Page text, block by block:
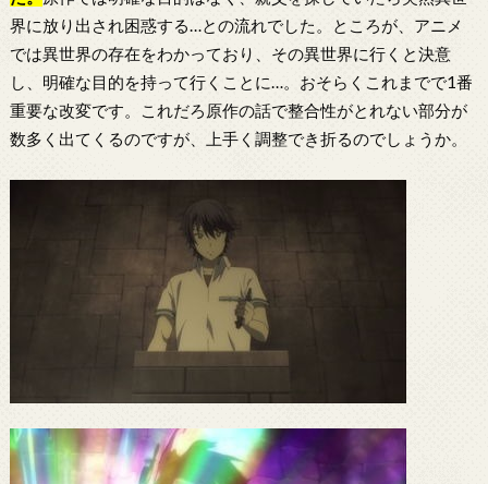
界に放り出され困惑する…との流れでした。ところが、アニメ
では異世界の存在をわかっており、その異世界に行くと決意
し、明確な目的を持って行くことに…。おそらくこれまでで1番
重要な改変です。これだろ原作の話で整合性がとれない部分が
数多く出てくるのですが、上手く調整でき折るのでしょうか。